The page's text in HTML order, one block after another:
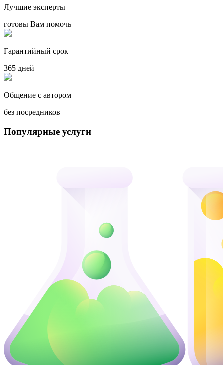
Лучшие эксперты
готовы Вам помочь
Гарантийный срок
365 дней
Общение с автором
без посредников
Популярные услуги